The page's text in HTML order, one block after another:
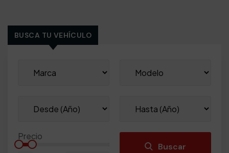
BUSCA TU VEHÍCULO
Precio
Buscar